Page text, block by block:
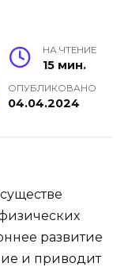
НА ЧТЕНИЕ
15 мин.
ОПУБЛИКОВАНО
04.04.2024
развитие
и приводит